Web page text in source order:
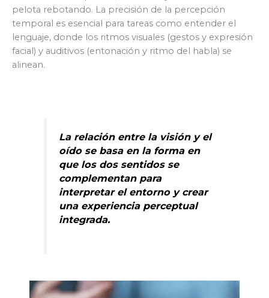
pelota rebotando. La precisión de la percepción
temporal es esencial para tareas como entender el
lenguaje, donde los ritmos visuales (gestos y expresión
facial) y auditivos (entonación y ritmo del habla) se
alinean.
La relación entre la visión y el
oído se basa en la forma en
que los dos sentidos se
complementan para
interpretar el entorno y crear
una experiencia perceptual
integrada.